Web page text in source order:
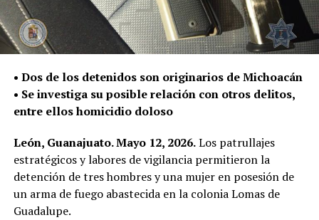
• Dos de los detenidos son originarios de Michoacán
• Se investiga su posible relación con otros delitos,
entre ellos homicidio doloso
León, Guanajuato. Mayo 12, 2026.Los patrullajes
estratégicos y labores de vigilancia permitieron la
detención de tres hombres y una mujer en posesión de
un arma de fuego abastecida en la colonia Lomas de
Guadalupe.